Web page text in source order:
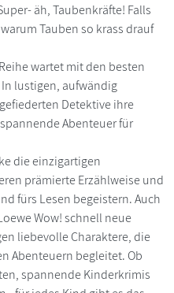
äh, Taubenkräfte! Falls
Tauben so krass drauf
wartet mit den besten
lustigen, aufwändig
Detektive ihre
Abenteuer für
die einzigartigen
prämierte Erzählweise und
fürs Lesen begeistern. Auch
Wow! schnell neue
liebevolle Charaktere, die
Abenteuern begleitet. Ob
spannende Kinderkrimis